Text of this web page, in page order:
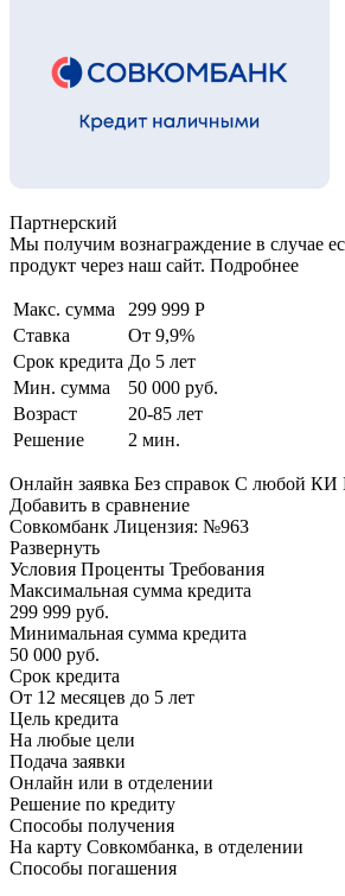
Партнерский
Мы получим вознаграждение в случае
продукт через наш сайт. Подробнее
Макс. сумма
299 999 Р
Ставка
От 9,9%
Срок кредита До 5 лет
Мин. сумма
50 000 руб.
Возраст
20-85 лет
Решение
2 мин.
Онлайн заявка Без справок С любой КИ
Добавить в сравнение
Совкомбанк Лицензия: №963
Развернуть
Условия Проценты Требования
Максимальная сумма кредита
299 999 руб.
Минимальная сумма кредита
50 000 руб.
Срок кредита
От 12 месяцев до 5 лет
Цель кредита
На любые цели
Подача заявки
Онлайн или в отделении
Решение по кредиту
Способы получения
На карту Совкомбанка, в отделении
Способы погашения